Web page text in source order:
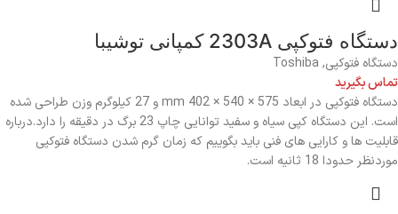
دستگاه فتوکپی 2303A کمپانی توشیبا
دستگاه فتوکپی,
Toshiba
تماس بگیرید
دستگاه فتوکپی در ابعاد 575 × 540 × 402 mm و 27 کیلوگرم وزن طراحی شده
است. این دستگاه کپی سیاه و سفید توانایی چاپ 23 برگ در دقیقه را دارد.درباره
قابلیت ها و کارایی های فنی باید بگوییم که زمان گرم شدن دستگاه فتوکپی
موردنظر حدودا 18 ثانیه است.